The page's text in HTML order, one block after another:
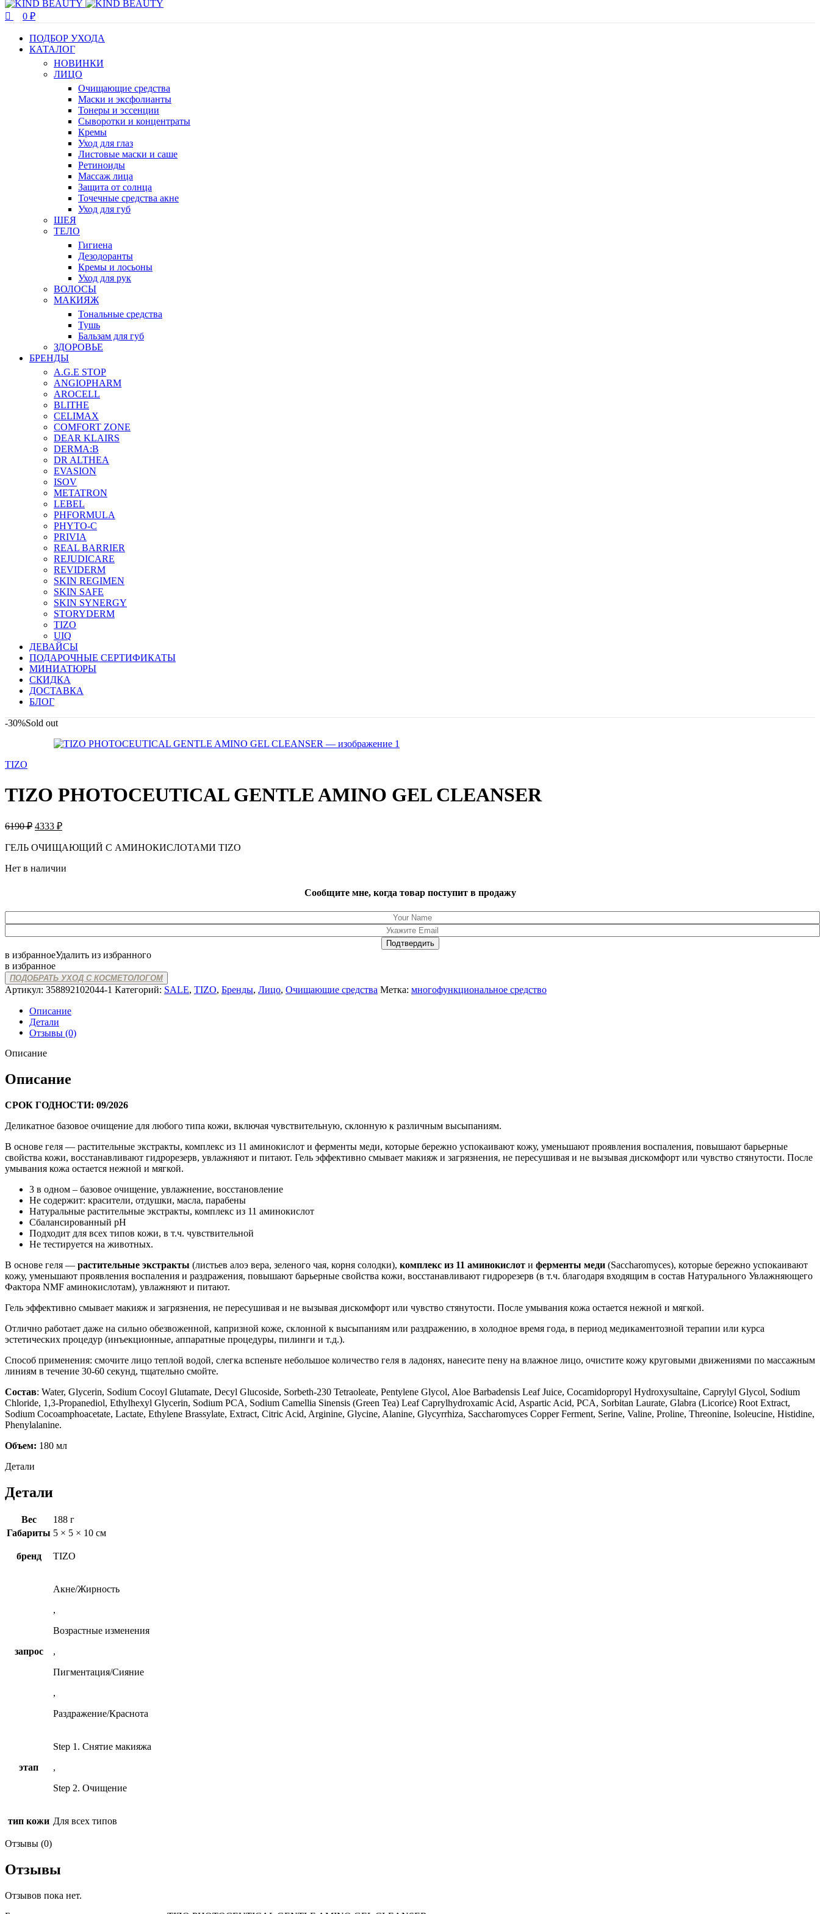
0 ₽
ПОДБОР УХОДА
КАТАЛОГ
НОВИНКИ
ЛИЦО
Очищающие средства
Маски и эксфолианты
Тонеры и эссенции
Сыворотки и концентраты
Кремы
Уход для глаз
Листовые маски и саше
Ретиноиды
Массаж лица
Защита от солнца
Точечные средства акне
Уход для губ
ШЕЯ
ТЕЛО
Гигиена
Дезодоранты
Кремы и лосьоны
Уход для рук
ВОЛОСЫ
МАКИЯЖ
Тональные средства
Тушь
Бальзам для губ
ЗДОРОВЬЕ
БРЕНДЫ
A.G.E STOP
ANGIOPHARM
AROCELL
BLITHE
CELIMAX
COMFORT ZONE
DEAR KLAIRS
DERMA:B
DR ALTHEA
EVASION
ISOV
METATRON
LEBEL
PHFORMULA
PHYTO-C
PRIVIA
REAL BARRIER
REJUDICARE
REVIDERM
SKIN REGIMEN
SKIN SAFE
SKIN SYNERGY
STORYDERM
TIZO
UIQ
ДЕВАЙСЫ
ПОДАРОЧНЫЕ СЕРТИФИКАТЫ
МИНИАТЮРЫ
СКИДКА
ДОСТАВКА
БЛОГ
-30%Sold out
TIZO
TIZO PHOTOCEUTICAL GENTLE AMINO GEL CLEANSER
6190₽ Первоначальная
составляла
4333 ₽Текущая
4333 ₽.
ГЕЛЬ ОЧИЩАЮЩИЙ С АМИНОКИСЛОТАМИ TIZO
Нет в наличии
Сообщите мне, когда товар поступит в продажу
в избранноеУдалить из избранного
в избранное
ПОДОБРАТЬ УХОД С КОСМЕТОЛОГОМ
Артикул: 358892102044-1 Категорий: SALE, TIZO, Бренды, Лицо, Очищающие средства Метка: многофункциональное средство
Описание
Детали
Отзывы (0)
Описание
Описание
СРОК ГОДНОСТИ: 09/2026
Деликатное базовое очищение для любого типа кожи, включая чувствительную, склонную к различным высыпаниям.
В основе геля — растительные экстракты, комплекс из 11 аминокислот и ферменты меди, которые бережно успокаивают кожу, уменьшают проявления воспаления, повышают барьерные
свойства кожи, восстанавливают гидрорезерв, увлажняют и питают. Гель эффективно смывает макияж и загрязнения, не пересушивая и не вызывая дискомфорт или чувство стянутости. После
умывания кожа остается нежной и мягкой.
3 в одном – базовое очищение, увлажнение, восстановление
Не содержит: красители, отдушки, масла, парабены
Натуральные растительные экстракты, комплекс из 11 аминокислот
Сбалансированный pH
Подходит для всех типов кожи, в т.ч. чувствительной
Не тестируется на животных.
В основе геля — растительные экстракты (листьев алоэ вера, зеленого чая, корня солодки), комплекс из 11 аминокислот и ферменты меди (Saccharomyces), которые бережно успокаивают
кожу, уменьшают проявления воспаления и раздражения, повышают барьерные свойства кожи, восстанавливают гидрорезерв (в т.ч. благодаря входящим в состав Натурального Увлажняющего
Фактора NMF аминокислотам), увлажняют и питают.
Гель эффективно смывает макияж и загрязнения, не пересушивая и не вызывая дискомфорт или чувство стянутости. После умывания кожа остается нежной и мягкой.
Отлично работает даже на сильно обезвоженной, капризной коже, склонной к высыпаниям или раздражению, в холодное время года, в период медикаментозной терапии или курса
эстетических процедур (инъекционные, аппаратные процедуры, пилинги и т.д.).
Способ применения: смочите лицо теплой водой, слегка вспеньте небольшое количество геля в ладонях, нанесите пену на влажное лицо, очистите кожу круговыми движениями по массажным
линиям в течение 30-60 секунд, тщательно смойте.
Состав: Water, Glycerin, Sodium Cocoyl Glutamate, Decyl Glucoside, Sorbeth-230 Tetraoleate, Pentylene Glycol, Aloe Barbadensis Leaf Juice, Cocamidopropyl Hydroxysultaine, Caprylyl Glycol, Sodium
Chloride, 1,3-Propanediol, Ethylhexyl Glycerin, Sodium PCA, Sodium Camellia Sinensis (Green Tea) Leaf Caprylhydroxamic Acid, Aspartic Acid, PCA, Sorbitan Laurate, Glabra (Licorice) Root Extract,
Sodium Cocoamphoacetate, Lactate, Ethylene Brassylate, Extract, Citric Acid, Arginine, Glycine, Alanine, Glycyrrhiza, Saccharomyces Copper Ferment, Serine, Valine, Proline, Threonine, Isoleucine, Histidine,
Phenylalanine.
Объем: 180 мл
Детали
Детали
Вес
188 г
Габариты 5 × 5 × 10 см
бренд TIZO
запрос
Акне/Жирность
,
Возрастные изменения
,
Пигментация/Сияние
,
Раздражение/Краснота
этап
Step 1. Снятие макияжа
,
Step 2. Очищение
тип кожи Для всех типов
Отзывы (0)
Отзывы
Отзывов пока нет.